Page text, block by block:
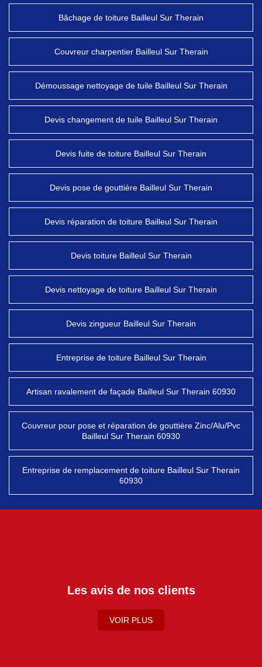
Bâchage de toiture Bailleul Sur Therain
Couvreur charpentier Bailleul Sur Therain
Démoussage nettoyage de tuile Bailleul Sur Therain
Devis changement de tuile Bailleul Sur Therain
Devis fuite de toiture Bailleul Sur Therain
Devis pose de gouttière Bailleul Sur Therain
Devis réparation de toiture Bailleul Sur Therain
Devis toiture Bailleul Sur Therain
Devis nettoyage de toiture Bailleul Sur Therain
Devis zingueur Bailleul Sur Therain
Entreprise de toiture Bailleul Sur Therain
Artisan ravalement de façade Bailleul Sur Therain 60930
Couvreur pour pose et réparation de gouttière Zinc/Alu/Pvc
Bailleul Sur Therain 60930
Entreprise de remplacement de toiture Bailleul Sur Therain
60930
Les avis de nos clients
VOIR PLUS